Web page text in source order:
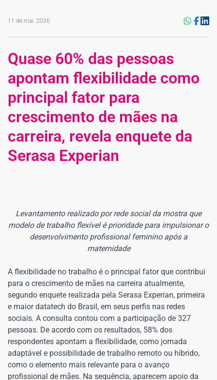
11 de mai. 2026
Quase 60% das pessoas
apontam flexibilidade como
principal fator para
crescimento de mães na
carreira, revela enquete da
Serasa Experian
Levantamento realizado por rede social da mostra que
modelo de trabalho flexível é prioridade para impulsionar o
desenvolvimento profissional feminino após a
maternidade
A flexibilidade no trabalho é o principal fator que contribui
para o crescimento de mães na carreira atualmente,
segundo enquete realizada pela Serasa Experian, primeira
e maior datatech do Brasil, em seus perfis nas redes
sociais. A consulta contou com a participação de 327
pessoas. De acordo com os resultados, 58% dos
respondentes apontam a flexibilidade, como jornada
adaptável e possibilidade de trabalho remoto ou híbrido,
como o elemento mais relevante para o avanço
profissional de mães. Na sequência, aparecem apoio da